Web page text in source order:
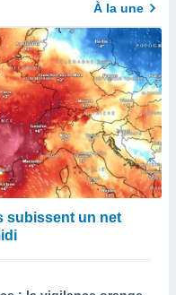
À la une
subissent un net